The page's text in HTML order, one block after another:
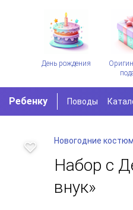
День рождения
Ребенку Поводы
Новогодние
Набор с
внук»